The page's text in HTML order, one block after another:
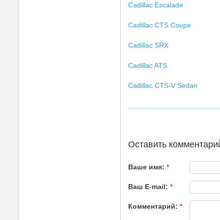
Cadillac Escalade
Cadillac CTS Coupe
Cadillac SRX
Cadillac ATS
Cadillac CTS-V Sedan
Оставить
Ваше имя: *
Ваш E-mail: *
Комментарий: *